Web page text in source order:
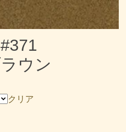
ウン
クリア